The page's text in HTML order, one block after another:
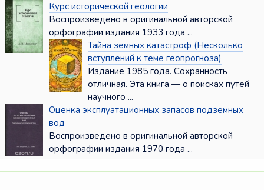
Курс исторической геологии
Воспроизведено в оригинальной авторской
орфографии издания 1933 года ...
Тайна земных катастроф (Несколько
вступлений к теме геопрогноза)
Издание 1985 года. Сохранность
отличная. Эта книга — о поисках путей
научного ...
Оценка эксплуатационных запасов подземных
вод
Воспроизведено в оригинальной авторской
орфографии издания 1970 года ...